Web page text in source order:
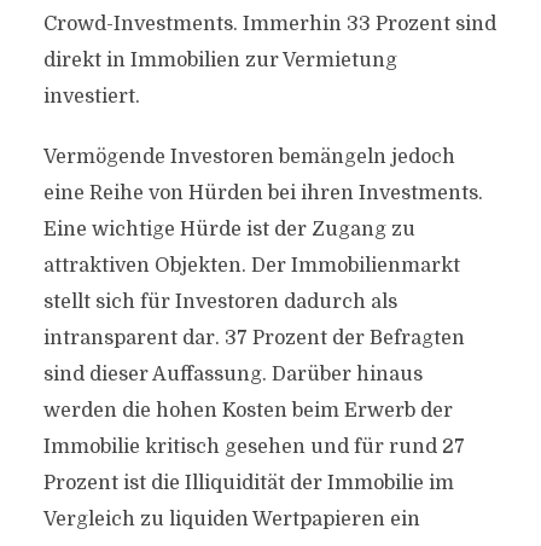
Crowd-Investments. Immerhin 33 Prozent sind
direkt in Immobilien zur Vermietung
investiert.
Vermögende Investoren bemängeln jedoch
eine Reihe von Hürden bei ihren Investments.
Eine wichtige Hürde ist der Zugang zu
attraktiven Objekten. Der Immobilienmarkt
stellt sich für Investoren dadurch als
intransparent dar. 37 Prozent der Befragten
sind dieser Auffassung. Darüber hinaus
werden die hohen Kosten beim Erwerb der
Immobilie kritisch gesehen und für rund 27
Prozent ist die Illiquidität der Immobilie im
Vergleich zu liquiden Wertpapieren ein